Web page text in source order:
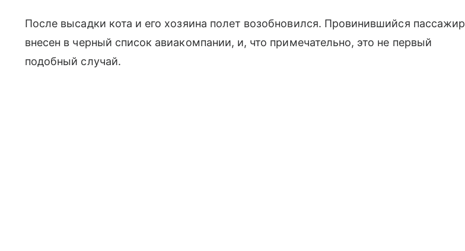
После высадки кота и его хозяина полет возобновился. Провинившийся пассажир
внесен в черный список авиакомпании, и, что примечательно, это не первый
подобный случай.